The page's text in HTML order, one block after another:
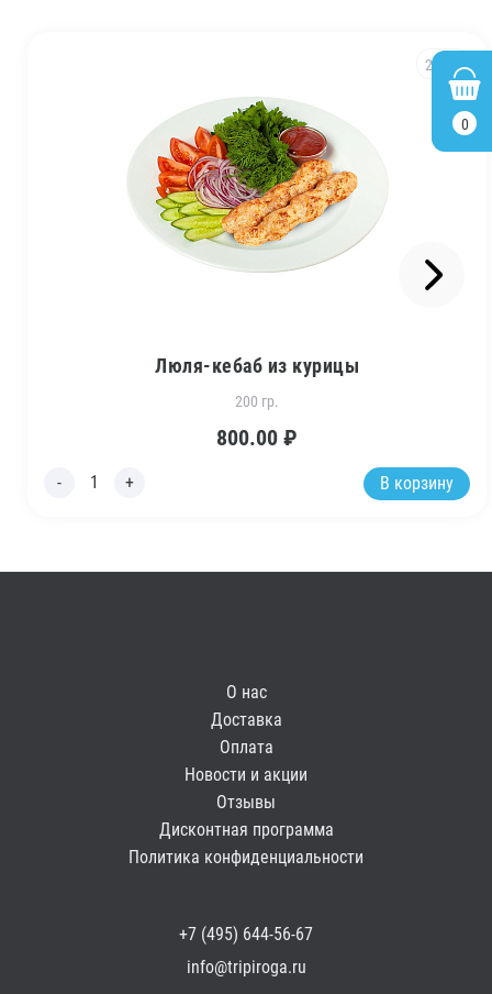
0
21
Люля-кебаб из курицы
200 гр.
800.00 ₽
В корзину
О нас
Доставка
Оплата
Новости и акции
Отзывы
Дисконтная программа
Политика конфиденциальности
+7 (495) 644-56-67
info@tripiroga.ru